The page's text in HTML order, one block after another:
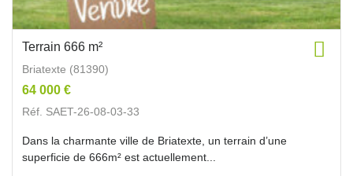
Terrain 666 m²
Briatexte (81390)
64 000 €
Réf. SAET-26-08-03-33
Dans la charmante ville de Briatexte, un terrain d’une
superficie de 666m² est actuellement...